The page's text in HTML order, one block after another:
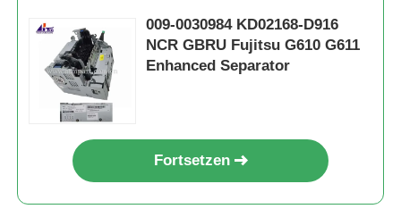
009-0030984 KD02168-D916
NCR GBRU Fujitsu G610 G611
Enhanced Separator
Fortsetzen